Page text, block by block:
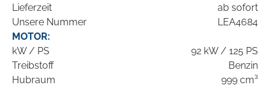
Lieferzeit
ab sofort
Unsere Nummer
LEA4684
MOTOR:
kW / PS
92 kW / 125 PS
Treibstoff
Benzin
Hubraum
999 cm³